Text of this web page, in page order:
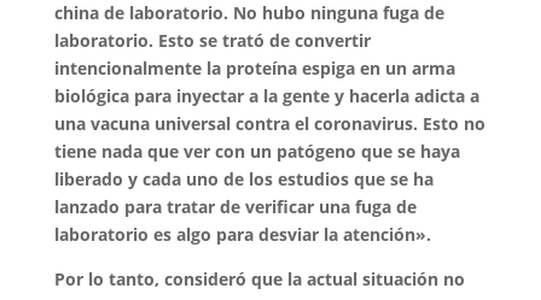
china de laboratorio. No hubo ninguna fuga de
laboratorio. Esto se trató de convertir
intencionalmente la proteína espiga en un arma
biológica para inyectar a la gente y hacerla adicta a
una vacuna universal contra el coronavirus. Esto no
tiene nada que ver con un patógeno que se haya
liberado y cada uno de los estudios que se ha
lanzado para tratar de verificar una fuga de
laboratorio es algo para desviar la atención».
Por lo tanto, consideró que la actual situación no